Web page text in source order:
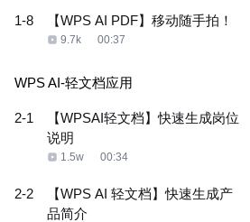
1-8 【WPS AI PDF】移动随手拍！
9.7k 00:37
WPS AI-轻文档应用
2-1
【WPSAI轻文档】快速生成岗位
说明
1.5w 00:34
2-2
【WPS AI 轻文档】快速生成产
品简介